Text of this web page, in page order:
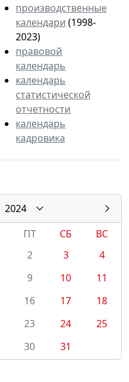
производственные
календари (1998-
2023)
правовой
календарь
календарь
статистической
отчетности
календарь
кадровика
2024
ПТ СБ
ВС
2 3
4
9 10
11
16 17
18
23 24
25
30 31